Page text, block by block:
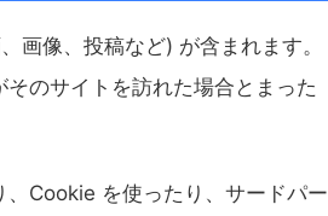
画像、投稿など) が含まれます。
のサイトを訪れた場合とまった
Cookie を使ったり、サードパー